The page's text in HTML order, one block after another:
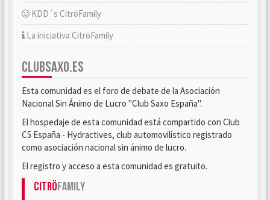
KDD´s CitröFamily
La iniciativa CitröFamily
CLUBSAXO.ES
Esta comunidad es el foro de debate de la Asociación
Nacional Sin Ánimo de Lucro "Club Saxo España".
El hospedaje de esta comunidad está compartido con Club
C5 España - Hydractives, club automovilístico registrado
como asociación nacional sin ánimo de lucro.
El registro y acceso a esta comunidad es gratuito.
CitröFamily